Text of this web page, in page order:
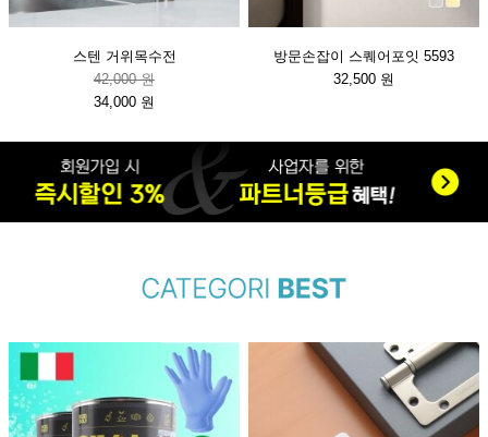
스텐 거위목수전
42,000 원
34,000 원
방문손잡이 스퀘어포잇 5593
32,500 원